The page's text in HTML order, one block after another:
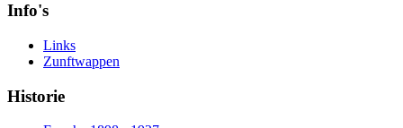
Info's
Links
Zunftwappen
Historie